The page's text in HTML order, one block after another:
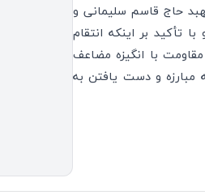
حاج قاسم سلیمانی و
تأکید بر اینکه انتقام
با انگیزه مضاعف
مبارزه و دست یافتن به